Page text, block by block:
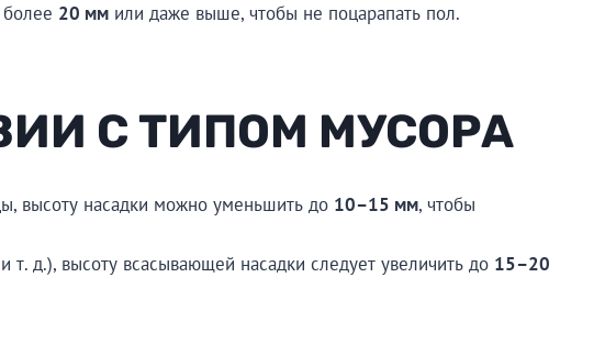
20 мм или даже выше, чтобы не поцарапать пол.
С ТИПОМ МУСОРА
высоту насадки можно уменьшить до 10–15 мм, чтобы
д.), высоту всасывающей насадки следует увеличить до 15–20